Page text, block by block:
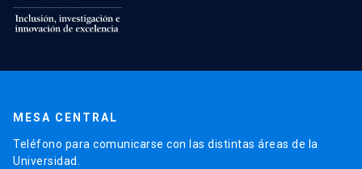
MESA CENTRAL
Teléfono para comunicarse con las distintas áreas de la
Universidad.